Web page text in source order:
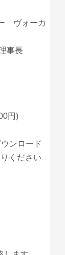
ヴォーカ
事長
円)
ンロード
ください